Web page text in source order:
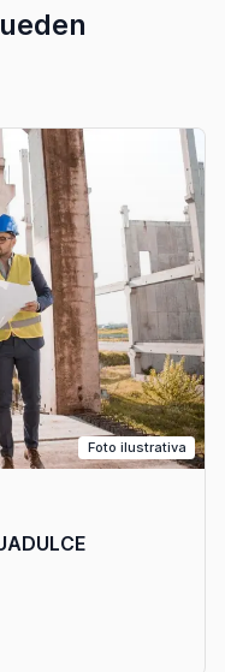
Foto ilustrativa
AGUADULCE